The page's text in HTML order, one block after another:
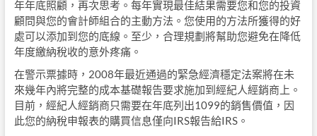
年年底照顧，再次思考。每年實現最佳結果需要您和您的投資
顧問與您的會計師組合的主動方法。您使用的方法所獲得的好
處可以添加到您的底線。至少，合理規劃將幫助您避免在降低
年度繳納稅收的意外疼痛。
在警示票據時，2008年最近通過的緊急經濟穩定法案將在未
來幾年內將完整的成本基礎報告要求施加到經紀人經銷商上。
目前，經紀人經銷商只需要在年底列出1099的銷售價值，因
此您的納稅申報表的購買信息僅向IRS報告給IRS。